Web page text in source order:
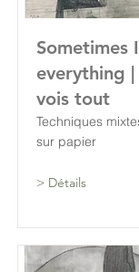
Sometimes
everything
vois tout
Techniques
sur papier
> Détails